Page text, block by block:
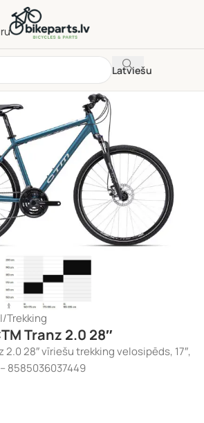
Latviešu
lai palielinātu
/Trekking
Tranz 2.0 28″
2.0 28″ vīriešu trekking velosipēds, 17″,
8585036037449